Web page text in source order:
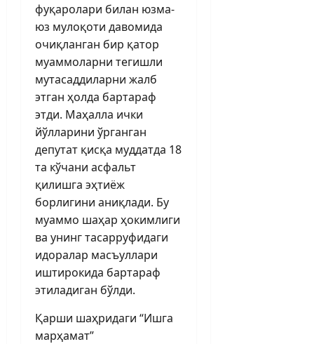
фуқаролари билан юзма-
юз мулоқоти давомида
очиқланган бир қатор
муаммоларни тегишли
мутасаддиларни жалб
этган ҳолда бартараф
этди. Маҳалла ички
йўлларини ўрганган
депутат қисқа муддатда 18
та кўчани асфальт
қилишга эҳтиёж
борлигини аниқлади. Бу
муаммо шаҳар ҳокимлиги
ва унинг тасарруфидаги
идоралар масъуллари
иштирокида бартараф
этиладиган бўлди.
Қарши шаҳридаги “Ишга
марҳамат”